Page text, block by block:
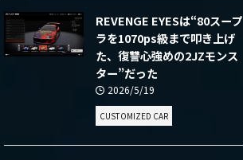
REVENGE EYESは“80スープ
ラを1070ps級まで叩き上げ
た、復讐心強めの2JZモンス
ター”だった
2026/5/19
CUSTOMIZED CAR